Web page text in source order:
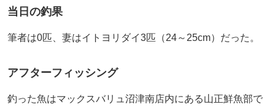
当日の釣果
筆者は0匹、妻はイトヨリダイ3匹（24～25cm）だった。
アフターフィッシング
釣った魚はマックスバリュ沼津南店内にある山正鮮魚部で